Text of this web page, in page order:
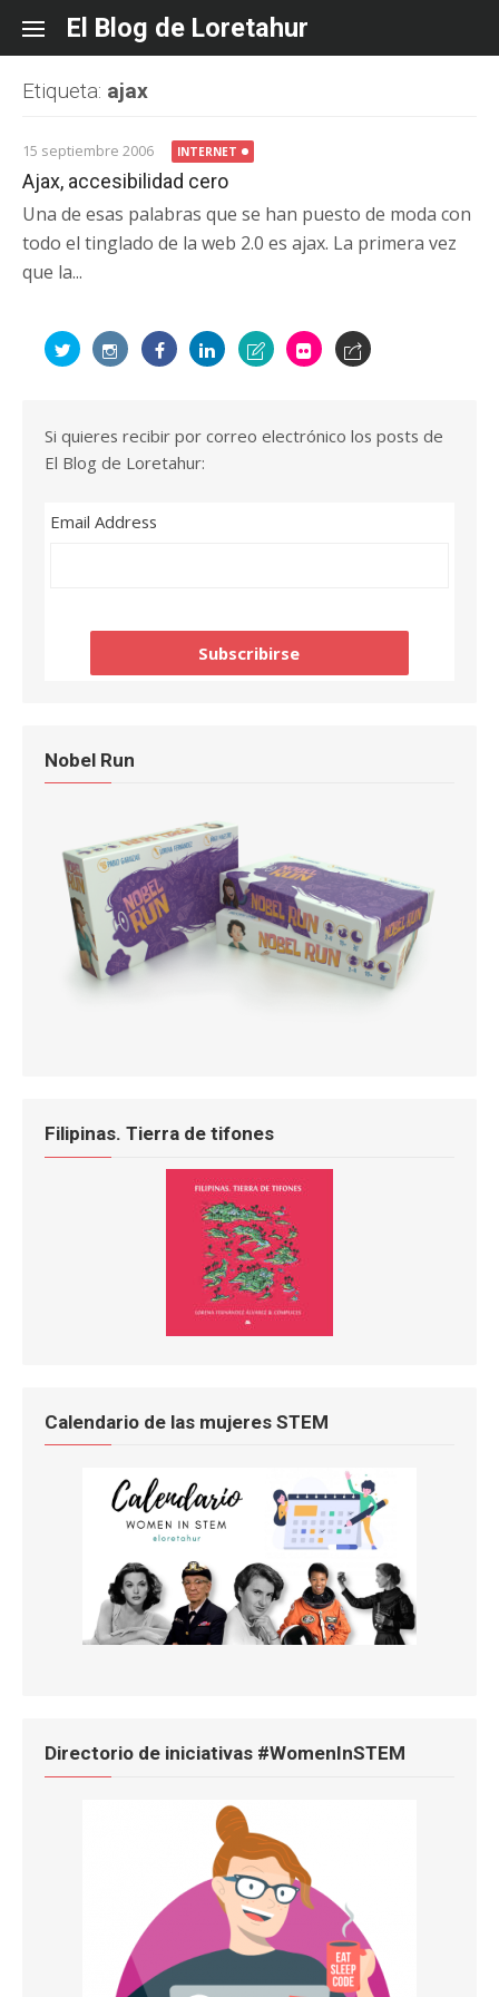
content
El Blog de Loretahur
Etiqueta: ajax
15 septiembre 2006 INTERNET
Ajax, accesibilidad cero
Una de esas palabras que se han puesto de moda con
todo el tinglado de la web 2.0 es ajax. La primera vez
que la...
Si quieres recibir por correo electrónico los posts de
El Blog de Loretahur:
Email Address
Nobel Run
Filipinas. Tierra de tifones
Calendario de las mujeres STEM
Directorio de iniciativas #WomenInSTEM